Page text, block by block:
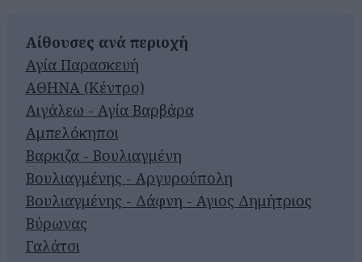
Αίθουσες ανά περιοχή
Αγία Παρασκευή
ΑΘΗΝΑ (Κέντρο)
Αιγάλεω - Αγία Βαρβάρα
Αμπελόκηποι
Βαρκιζα - Βουλιαγμένη
Βουλιαγμένης - Αργυρούπολη
Βουλιαγμένης - Δάφνη - Αγιος Δημήτριος
Βύρωνας
Γαλάτσι